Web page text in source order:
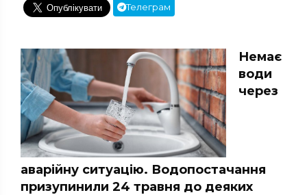
Телеграм
Немає
води
через
аварійну ситуацію. Водопостачання
призупинили 24 травня до деяких